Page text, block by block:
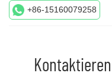
+86-15160079258